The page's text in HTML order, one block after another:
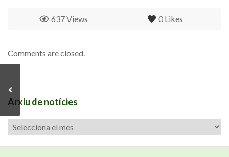
0 Likes
637 Views
Comments are closed.
Arxiu de notícies
Arxiu
de
notícies